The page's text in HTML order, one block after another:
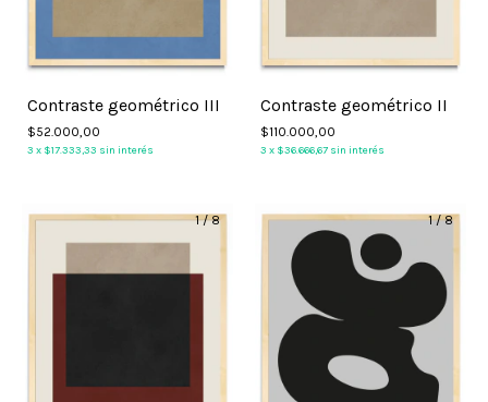
Contraste geométrico III
$52.000,00
3 x $17.333,33 sin interés
Contraste geométrico II
$110.000,00
3 x $36.666,67 sin interés
1/8 1/8